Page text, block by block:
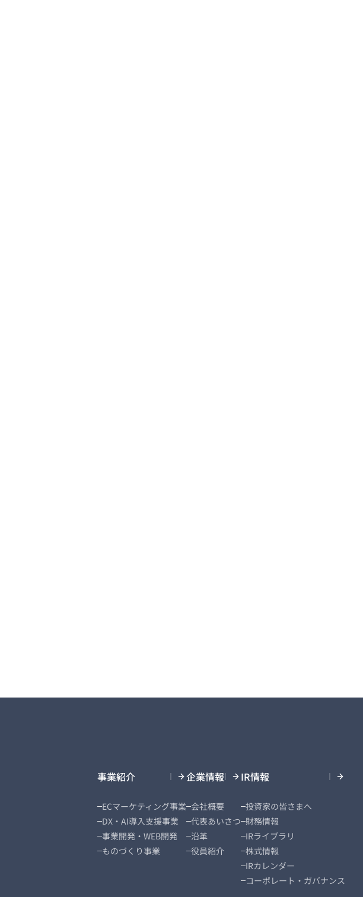
事業紹介
ECマーケティング事業
DX・AI導入支援事業
事業開発・WEB開発
ものづくり事業
企業情報
会社概要
代表あいさつ
沿革
役員紹介
IR情報
投資家の皆さまへ
財務情報
IRライブラリ
株式情報
IRカレンダー
コーポレート・ガバナンス